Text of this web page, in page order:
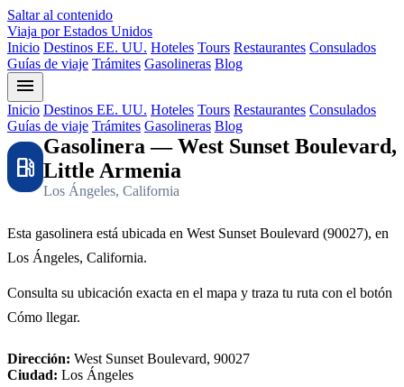
Saltar al contenido
Viaja por Estados Unidos
Inicio Destinos EE. UU. Hoteles Tours Restaurantes Consulados
Guías de viaje Trámites Gasolineras Blog
menu
Inicio Destinos EE. UU. Hoteles Tours Restaurantes Consulados
Guías de viaje Trámites Gasolineras Blog
local_gas_station
Gasolinera — West Sunset Boulevard,
Little Armenia
Los Ángeles, California
Esta gasolinera está ubicada en West Sunset Boulevard (90027), en
Los Ángeles, California.
Consulta su ubicación exacta en el mapa y traza tu ruta con el botón
Cómo llegar.
Dirección: West Sunset Boulevard, 90027
Ciudad: Los Ángeles